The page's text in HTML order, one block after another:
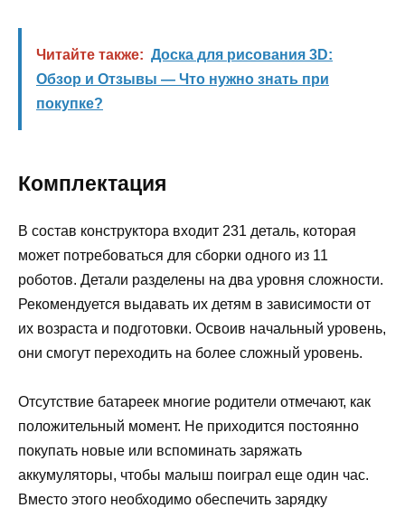
Читайте также: Доска для рисования 3D:
Обзор и Отзывы — Что нужно знать при
покупке?
Комплектация
В состав конструктора входит 231 деталь, которая
может потребоваться для сборки одного из 11
роботов. Детали разделены на два уровня сложности.
Рекомендуется выдавать их детям в зависимости от
их возраста и подготовки. Освоив начальный уровень,
они смогут переходить на более сложный уровень.
Отсутствие батареек многие родители отмечают, как
положительный момент. Не приходится постоянно
покупать новые или вспоминать заряжать
аккумуляторы, чтобы малыш поиграл еще один час.
Вместо этого необходимо обеспечить зарядку